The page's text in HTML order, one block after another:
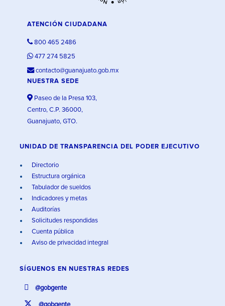
ATENCIÓN CIUDADANA
800 465 2486
477 274 5825
contacto@guanajuato.gob.mx
NUESTRA SEDE
Paseo de la Presa 103,
Centro, C.P. 36000,
Guanajuato, GTO.
UNIDAD DE TRANSPARENCIA DEL PODER EJECUTIVO
Directorio
Estructura orgánica
Tabulador de sueldos
Indicadores y metas
Auditorías
Solicitudes respondidas
Cuenta pública
Aviso de privacidad integral
SÍGUENOS EN NUESTRAS REDES
@gobgente